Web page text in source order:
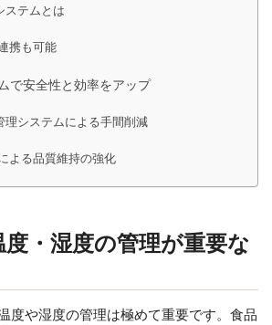
テムとは
携も可能
で安全性と効率をアップ
システムによる手間削減
よる品質維持の強化
・湿度の管理が重要な
度や湿度の管理は極めて重要です。食品